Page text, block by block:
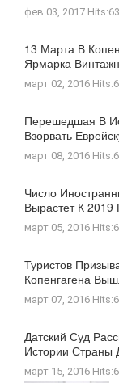
фев 03, 2017
13 Марта В
Ярмарка
март 02, 2016
Перешедшая В
Взорвать
март 08, 2016
Число
Вырастет К
март 05, 2016
Туристов
Копенгагена
март 07, 2016
Датский Суд
Истории
март 15, 2016